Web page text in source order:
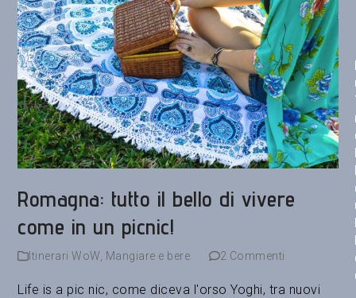
Romagna: tutto il bello di vivere
come in un picnic!
Itinerari WoW Mangiare e bere 2 Commenti
Life is a pic nic, come diceva l'orso Yoghi, tra nuovi